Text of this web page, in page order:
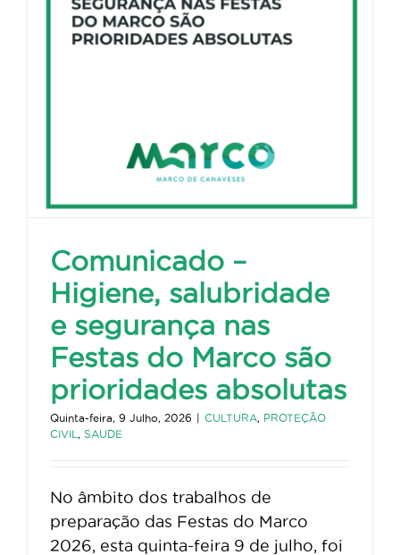
Comunicado –
Higiene, salubridade
e segurança nas
Festas do Marco são
prioridades absolutas
Quinta-feira, 9 Julho, 2026 | CULTURA, PROTEÇÃO
CIVIL , SAUDE
No âmbito dos trabalhos de
preparação das Festas do Marco
2026, esta quinta-feira 9 de julho, foi